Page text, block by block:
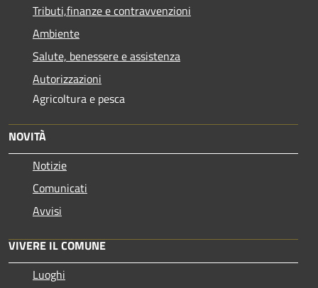
Tributi,finanze e contravvenzioni
Ambiente
Salute, benessere e assistenza
Autorizzazioni
Agricoltura e pesca
NOVITÀ
Notizie
Comunicati
Avvisi
VIVERE IL COMUNE
Luoghi